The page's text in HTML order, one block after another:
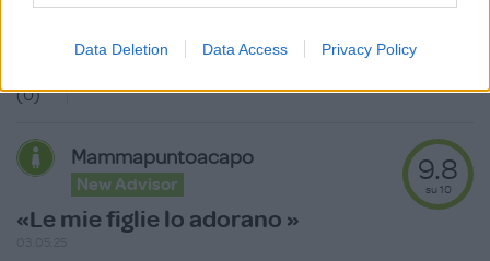
Data Deletion Data Access Privacy Policy
collana o portachiavi (che h...continua a leggere
(0)
Mammapuntoacapo
New Advisor
«Le mie figlie lo adorano »
9.8
su 10